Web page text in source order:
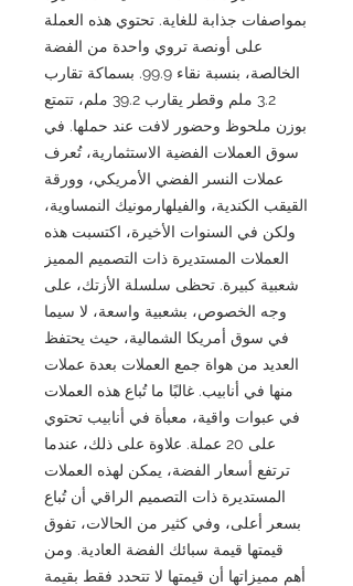
بمواصفات جذابة للغاية. تحتوي هذه العملة
على أونصة تروي واحدة من الفضة
الخالصة، بنسبة نقاء 99.9. بسماكة تقارب
3.2 ملم وقطر يقارب 39.2 ملم، تتمتع
بوزن ملحوظ وحضور لافت عند حملها. في
سوق العملات الفضية الاستثمارية، تُعرف
عملات النسر الفضي الأمريكي، وورقة
القيقب الكندية، والفيلهارمونيك النمساوية،
ولكن في السنوات الأخيرة، اكتسبت هذه
العملات المستديرة ذات التصميم المميز
شعبية كبيرة. تحظى سلسلة الأزتك، على
وجه الخصوص، بشعبية واسعة، لا سيما
في سوق أمريكا الشمالية، حيث يحتفظ
العديد من هواة جمع العملات بعدة عملات
منها في أنابيب. غالبًا ما تُباع هذه العملات
في عبوات واقية، معبأة في أنابيب تحتوي
على 20 عملة. علاوة على ذلك، عندما
ترتفع أسعار الفضة، يمكن لهذه العملات
المستديرة ذات التصميم الراقي أن تُباع
بسعر أعلى، وفي كثير من الحالات، تفوق
قيمتها قيمة سبائك الفضة العادية. ومن
أهم مميزاتها أن قيمتها لا تتحدد فقط بقيمة